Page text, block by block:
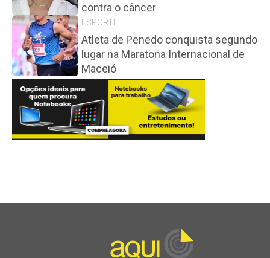
contra o câncer
ESPORTE
Atleta de Penedo conquista segundo
lugar na Maratona Internacional de
Maceió